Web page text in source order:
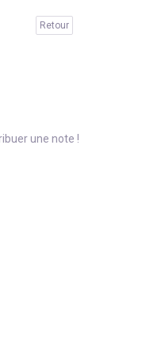
Retour
une note !